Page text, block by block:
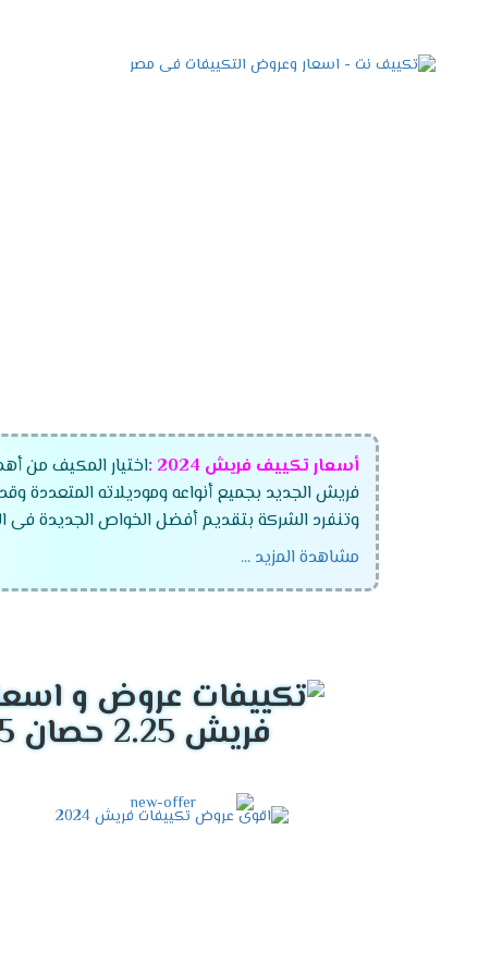
أسعار تكييف فريش 2024
:اختيار المكيف من
فريش الجديد بجميع أنواعه وموديلاته المتعددة
وتنفرد الشركة بتقديم أفضل الخواص الجديدة فى
تكييف فريش بروفيشنال تربو "ديجيتال
تكييف فريش سمارت "ديجيتال بدون بلازما ".
تكييف فريش بروفيشنال تربو "ديجيتال بدون
تكييف فريش فرى ستاند .
مشاهدة المزيد ...
فريش 2.25 حصان 2025